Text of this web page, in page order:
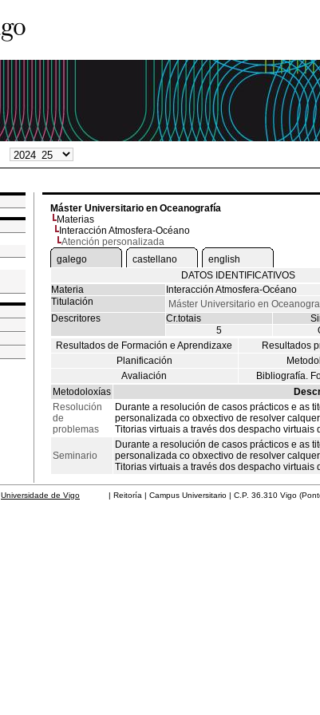
Máster Universitario en Oceanografía
Materias
Interacción Atmosfera-Océano
Atención personalizada
galego
castellano
english
DATOS IDENTIFICATIVOS
Materia
Interacción Atmosfera-Océano
Titulación
Máster Universitario en
Descritores
Cr.totais
5
Resultados de Formación e Aprendizaxe
Resultados
Planificación
Avaliación
Bibliografía.
Metodoloxías
Resolución
de
problemas
Durante a resolución de casos prácticos e as
personalizada co obxectivo de resolver
Titorias virtuais a través dos despacho virtuais
Seminario
Durante a resolución de casos prácticos e as
personalizada co obxectivo de resolver
Titorias virtuais a través dos despacho virtuais
Universidade de Vigo | Reitoría | Campus Universitario | C.P. 36.310 Vigo